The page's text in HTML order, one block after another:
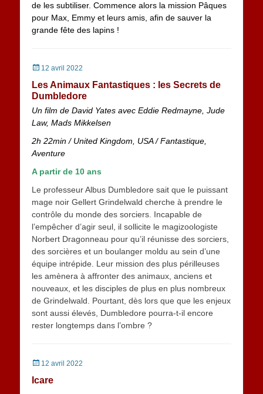
de les subtiliser. Commence alors la mission Pâques
pour Max, Emmy et leurs amis, afin de sauver la
grande fête des lapins !
Posted
12 avril 2022
Les Animaux Fantastiques : les Secrets de
Dumbledore
Un film de David Yates avec Eddie Redmayne, Jude
Law, Mads Mikkelsen
2h 22min/ United Kingdom, USA/ Fantastique,
Aventure
A partir de 10 ans
Le professeur Albus Dumbledore sait que le puissant
mage noir Gellert Grindelwald cherche à prendre le
contrôle du monde des sorciers. Incapable de
l’empêcher d’agir seul, il sollicite le magizoologiste
Norbert Dragonneau pour qu’il réunisse des sorciers,
des sorcières et un boulanger moldu au sein d’une
équipe intrépide. Leur mission des plus périlleuses
les amènera à affronter des animaux, anciens et
nouveaux, et les disciples de plus en plus nombreux
de Grindelwald. Pourtant, dès lors que que les enjeux
sont aussi élevés, Dumbledore pourra-t-il encore
rester longtemps dans l’ombre ?
Posted
12 avril 2022
Icare